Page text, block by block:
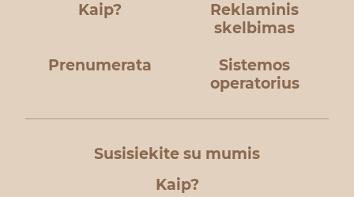
Kaip?
Reklaminis
skelbimas
Prenumerata
Sistemos
operatorius
Susisiekite su mumis
Kaip?